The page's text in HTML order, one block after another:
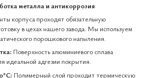
металла и антикоррозия
корпуса проходят обязательную
в цехах нашего завода. Мы используем
порошкового напыления.
Поверхность алюминиевого сплава
идеальной адгезии покрытия.
Полимерный слой проходит термическую